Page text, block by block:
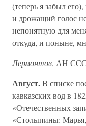
(теперь я забыл
и дрожащий голос
непонятную для
откуда, и поныне,
Лермонтов, АН
Август.В списке
кавказских вод в
«Отечественных
«Столыпины: